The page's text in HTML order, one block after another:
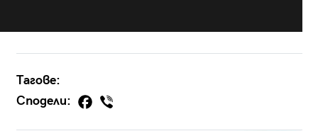
Тагове:
Сподели: